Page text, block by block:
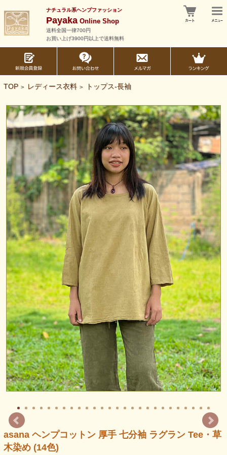
ナチュラル系ヘンプファッション
PayakaOnline Shop
送料全国一律700円
お買い上げ3900円以上で送料無料
TOP > レディース衣料 > トップス-長袖
asana ヘンプコットン 厚手 七分袖 ラグラン Tee・草
木染め (14色)